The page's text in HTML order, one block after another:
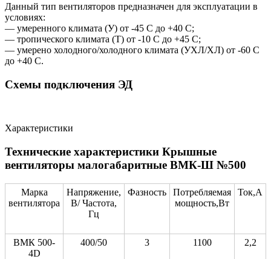
Данный тип вентиляторов предназначен для эксплуатации в
условиях:
— умеренного климата (У) от -45 С до +40 С;
— тропического климата (Т) от -10 С до +45 С;
— умерено холодного/холодного климата (УХЛ/ХЛ) от -60 С
до +40 С.
Схемы подключения ЭД
Характеристики
Технические характеристики Крышные
вентиляторы малогабаритные ВМК-Ш №500
Марка
вентилятора
Напряжение,
В/ Частота,
Гц
Фазность
Потребляемая
мощность,Вт
Ток,А
ВМК 500-
4D
400/50 3 1100 2,2